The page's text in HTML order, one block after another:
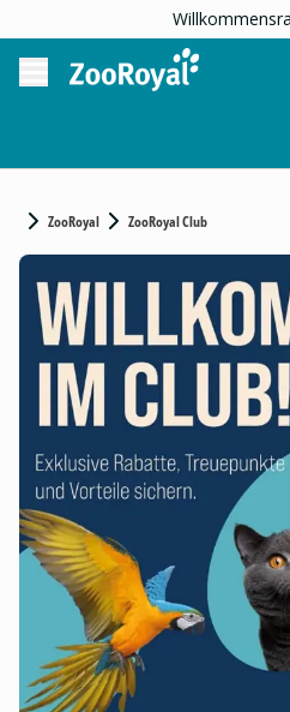
ZooRoyal ZooRoyal Club